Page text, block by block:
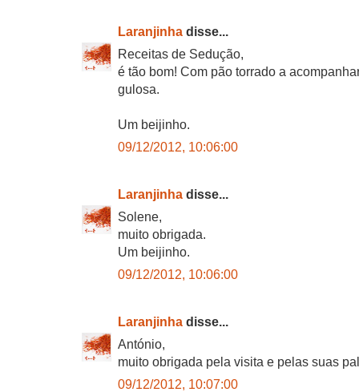
Laranjinha disse...
Receitas de Sedução,
é tão bom! Com pão torrado a
gulosa.
Um beijinho.
09/12/2012, 10:06:00
Laranjinha disse...
Solene,
muito obrigada.
Um beijinho.
09/12/2012, 10:06:00
Laranjinha disse...
António,
muito obrigada pela visita e pelas suas
09/12/2012, 10:07:00